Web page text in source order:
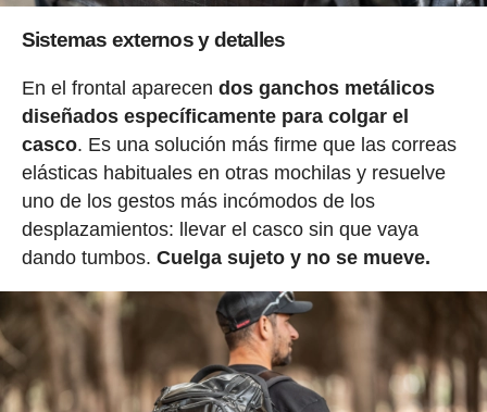
Sistemas externos y detalles
En el frontal aparecen dos ganchos metálicos
diseñados específicamente para colgar el
casco. Es una solución más firme que las correas
elásticas habituales en otras mochilas y resuelve
uno de los gestos más incómodos de los
desplazamientos: llevar el casco sin que vaya
dando tumbos. Cuelga sujeto y no se mueve.